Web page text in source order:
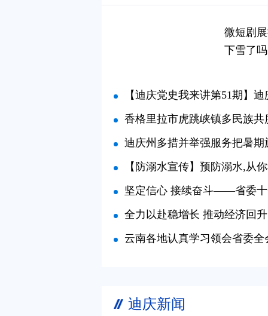
微短剧
下雪了
【迪庆党史我来讲第51期】迪庆全境解放建立人民政权
香格里拉市虎跳峡镇多民族共
迪庆州多措并举强服务把暑期旅
【防溺水宣传】预防溺水,从
坚定信心 接续奋斗——省委十一届十次全会精神在迪
全力以赴稳增长 推动经济回升向好——认真贯彻落实省委
云南各地认真学习领会省委全会精神——凝聚
迪庆新闻